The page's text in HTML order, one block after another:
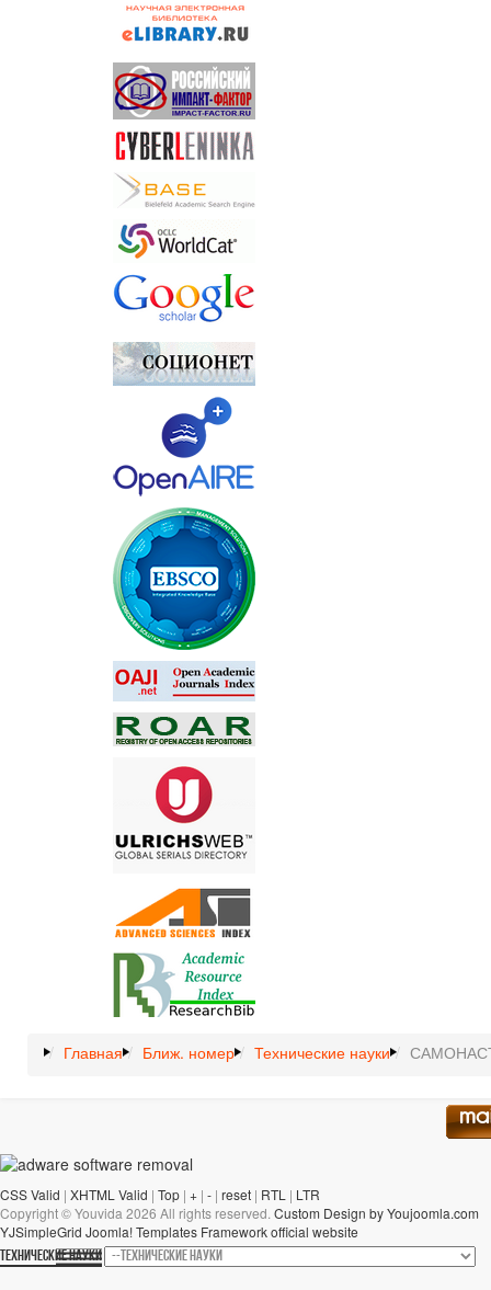
Главная Ближ. номер Технические науки
CSS Valid | XHTML Valid | Top | + | - | reset | RTL | LTR
Copyright ©Youvida 2026 All rights reserved. Custom Design by Youjoomla.com
YJSimpleGrid Joomla! Templates Framework official website
ТЕХНИЧЕСКИЕ НАУКИ